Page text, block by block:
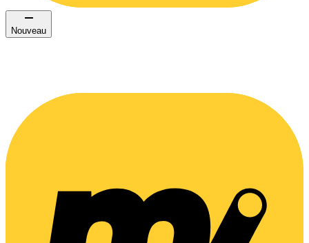
Nouveau